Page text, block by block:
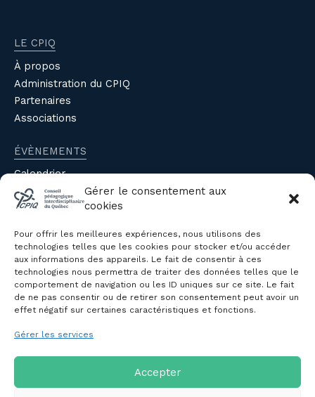
Gérer le consentement aux
cookies
Pour offrir les meilleures expériences, nous utilisons des
technologies telles que les cookies pour stocker et/ou accéder
aux informations des appareils. Le fait de consentir à ces
technologies nous permettra de traiter des données telles que le
comportement de navigation ou les ID uniques sur ce site. Le fait
de ne pas consentir ou de retirer son consentement peut avoir un
effet négatif sur certaines caractéristiques et fonctions.
Gérer les services
Accepter
LE CPIQ
À propos
Administration du CPIQ
Partenaires
Associations
ÉVÈNEMENTS
Calendrier
Évènements du CPIQ
Revue
Avis et mémoires
Autres publications
NOUS JOINDRE
Politique de confidentialité des
Politique de cookies (CA)